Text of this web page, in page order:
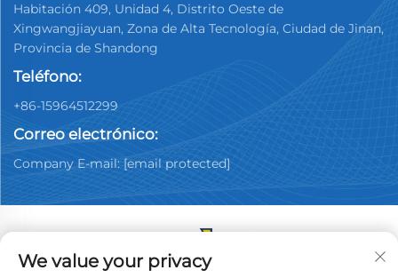
Habitación 409, Unidad 4, Distrito Oeste de
Xingwangjiayuan, Zona de Alta Tecnología, Ciudad de Jinan,
Provincia de Shandong
Teléfono:
+86-15964512299
Correo electrónico:
Company E-mail:[email protected]
We value your privacy